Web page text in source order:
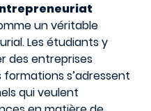
un véritable
Les étudiants y
des entreprises
s’adressent
qui veulent